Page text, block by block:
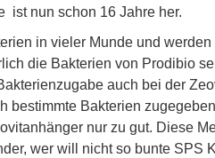
ist nun schon 16 Jahre her.
in vieler Munde und
die Bakterien von Prodibio
auch bei der
bestimmte Bakterien
nur zu gut. Diese
wer will nicht so bunte